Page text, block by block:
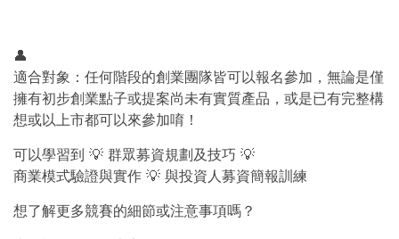
👤
適合對象：任何階段的創業團隊皆可以報名參加，無論是僅
擁有初步創業點子或提案尚未有實質產品，或是已有完整構
想或以上市都可以來參加唷！
可以學習到 💡 群眾募資規劃及技巧 💡
商業模式驗證與實作 💡 與投資人募資簡報訓練
想了解更多競賽的細節或注意事項嗎？